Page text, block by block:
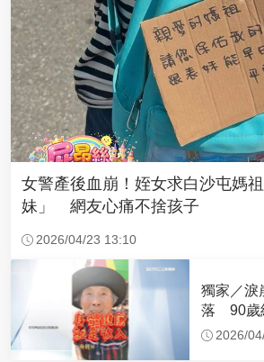
女警產後血崩！姪女求白沙屯媽
妹」 網友心痛不捨孩子
2026/04/23 13:10
獨家／淚
落 90歲
幕2026/